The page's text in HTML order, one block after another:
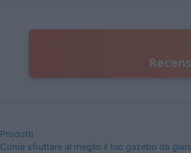
Categorie
Prodotti
Come sfruttare al meglio il tuo gazebo da